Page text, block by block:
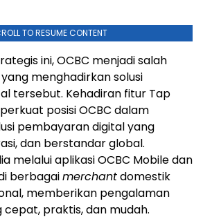
TO RESUME CONTENT
ini, OCBC menjadi salah
menghadirkan solusi
tersebut. Kehadiran fitur Tap
posisi OCBC dalam
pembayaran digital yang
dan berstandar global.
melalui aplikasi OCBC Mobile dan
berbagaimerchantdomestik
memberikan pengalaman
praktis, dan mudah.